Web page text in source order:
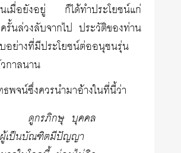
เมื่อยังอยู่ ก็ได้ทำประโยชน์แก่
รั้นล่วงลับจากไป ประวัติของท่าน
อย่างที่มีประโยชน์ต่ออนุชนรุ่น
กาลนาน
พจน์ซึ่งควรนำมาอ้างในที่นี้ว่า
ดูกรภิกษุ บุคคล
ผู้เป็นบัณฑิตมีปัญญา